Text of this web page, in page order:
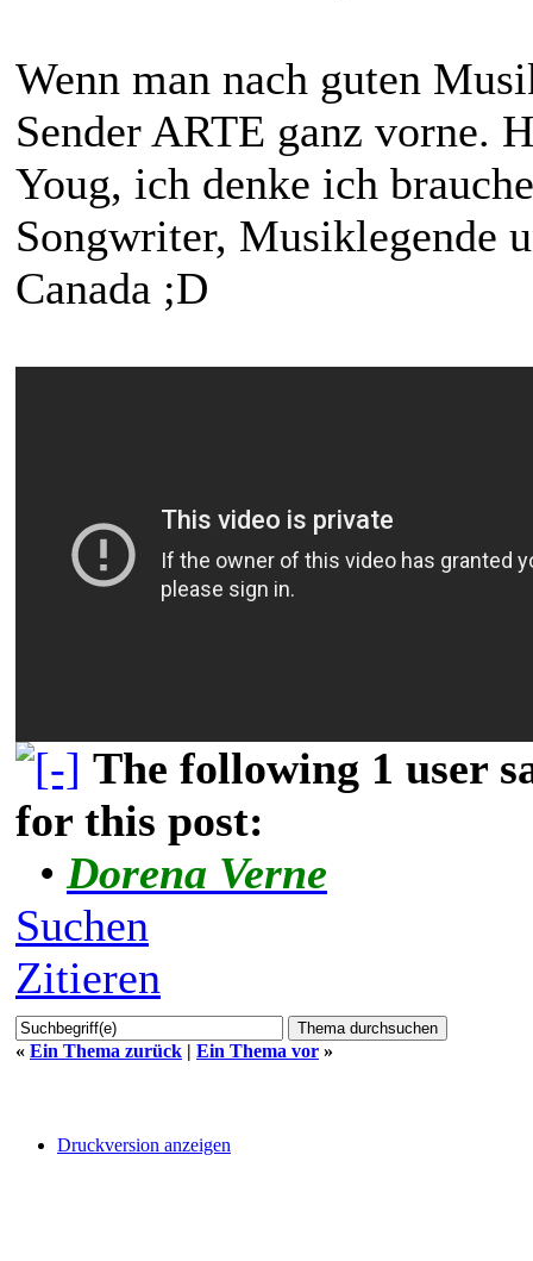
Wenn man nach guten
Sender ARTE ganz vorne.
Youg, ich denke ich
Songwriter, Musiklegende
Canada ;D
The following 1 user
for this post:
• Dorena Verne
Suchen
Zitieren
« Ein Thema zurück | Ein Thema vor »
Druckversion anzeigen